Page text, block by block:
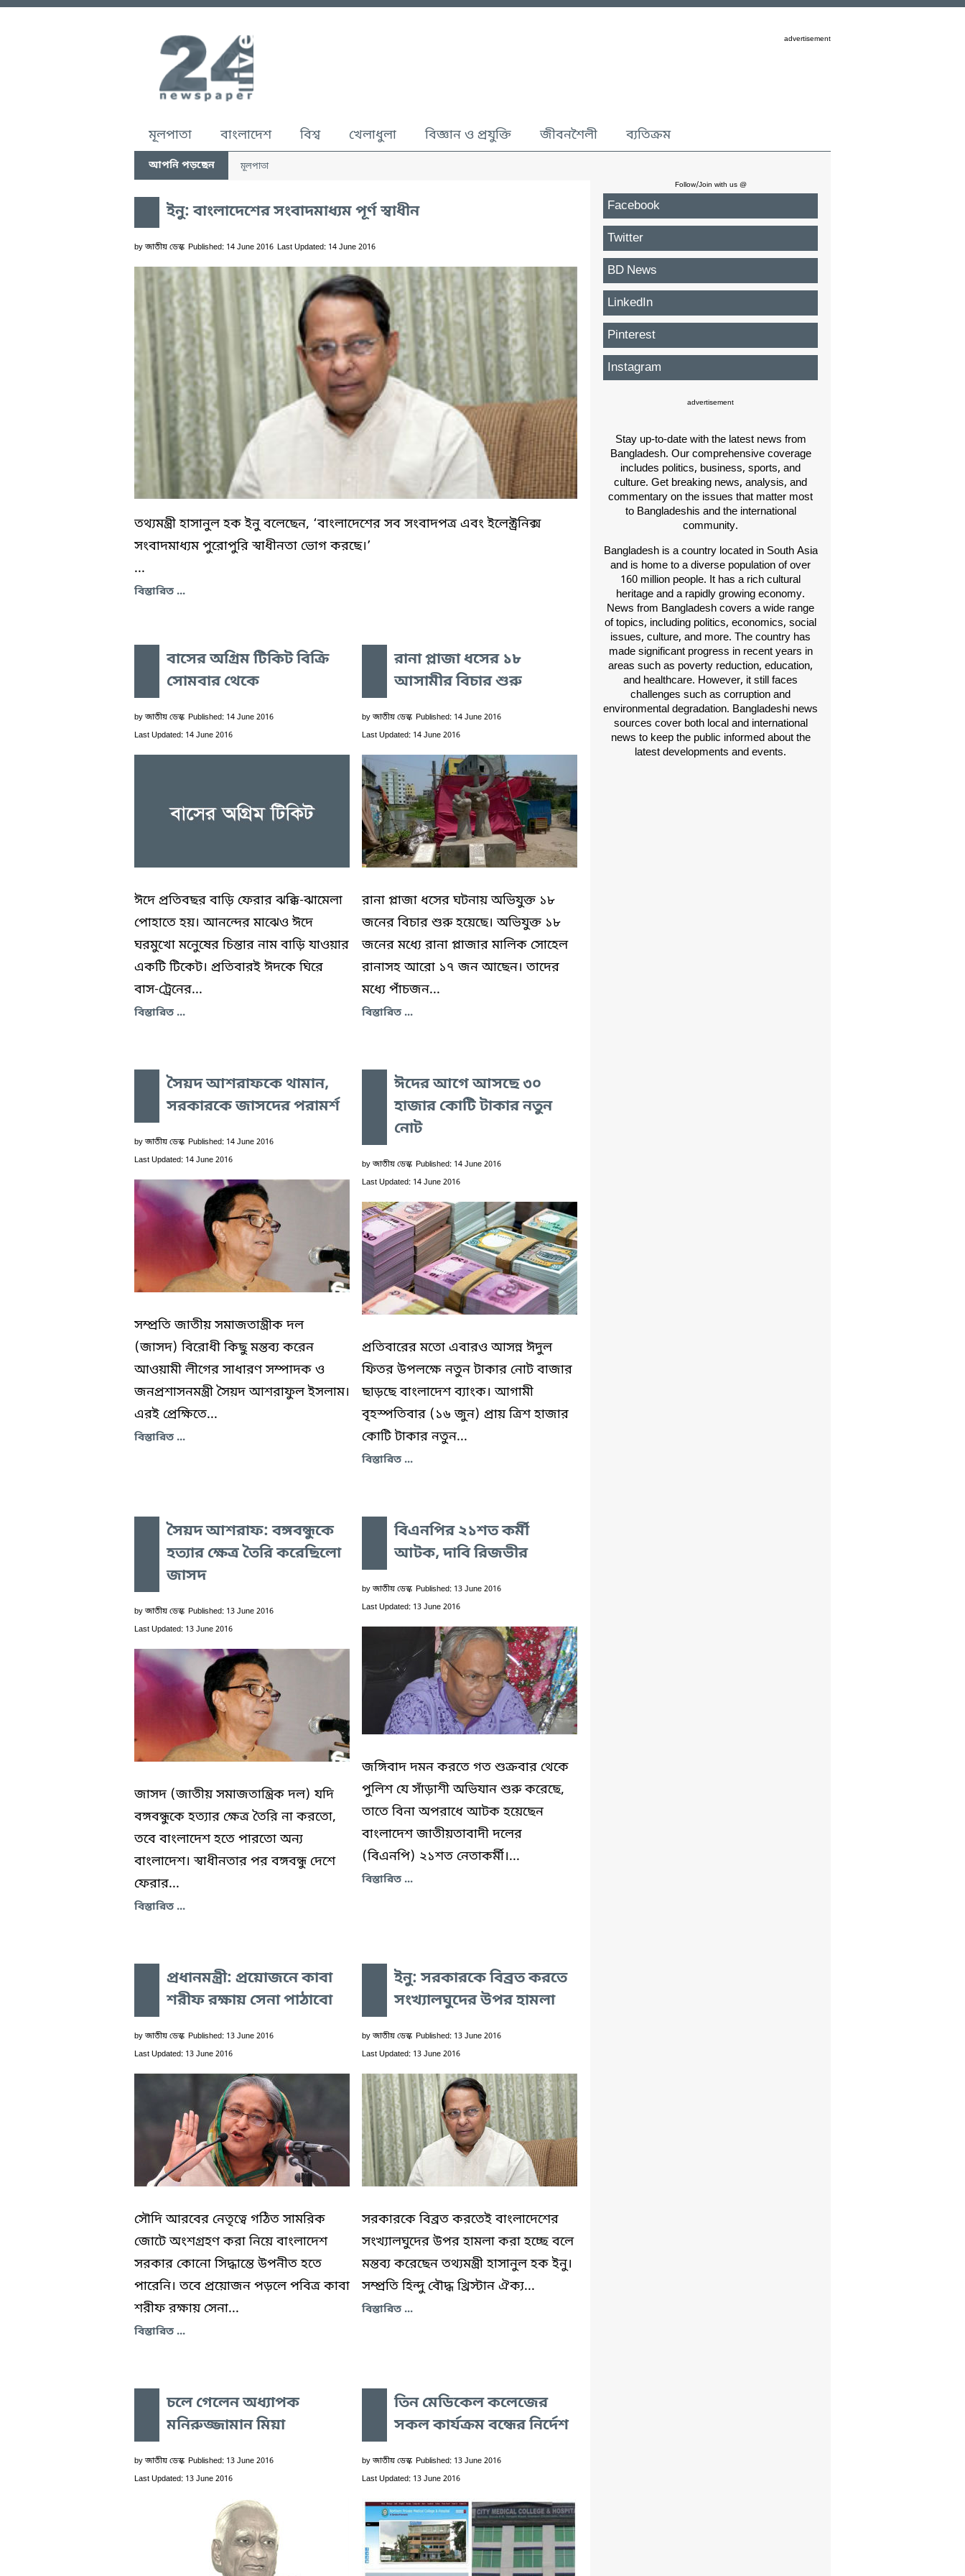
advertisement
মূলপাতা বাংলাদেশ বিশ্ব খেলাধুলা বিজ্ঞান ও প্রযুক্তি জীবনশৈলী ব্যতিক্রম
আপনি পড়ছেন মূলপাতা
ইনু: বাংলাদেশের সংবাদমাধ্যম পূর্ণ স্বাধীন
by জাতীয় ডেস্ক Published: 14 June 2016 Last Updated: 14 June 2016
তথ্যমন্ত্রী হাসানুল হক ইনু বলেছেন, ‘বাংলাদেশের সব সংবাদপত্র এবং ইলেক্ট্রনিক্স
সংবাদমাধ্যম পুরোপুরি স্বাধীনতা ভোগ করছে।’
...
বিস্তারিত ...
বাসের অগ্রিম টিকিট বিক্রি
সোমবার থেকে
by জাতীয় ডেস্ক Published: 14 June 2016
Last Updated: 14 June 2016
ঈদে প্রতিবছর বাড়ি ফেরার ঝক্কি-ঝামেলা
পোহাতে হয়। আনন্দের মাঝেও ঈদে
ঘরমুখো মনেুষের চিন্তার নাম বাড়ি যাওয়ার
একটি টিকেট। প্রতিবারই ঈদকে ঘিরে
বাস-ট্রেনের...
বিস্তারিত ...
রানা প্লাজা ধসের ১৮
আসামীর বিচার শুরু
by জাতীয় ডেস্ক Published: 14 June 2016
Last Updated: 14 June 2016
রানা প্লাজা ধসের ঘটনায় অভিযুক্ত ১৮
জনের বিচার শুরু হয়েছে। অভিযুক্ত ১৮
জনের মধ্যে রানা প্লাজার মালিক সোহেল
রানাসহ আরো ১৭ জন আছেন। তাদের
মধ্যে পাঁচজন...
বিস্তারিত ...
সৈয়দ আশরাফকে থামান,
সরকারকে জাসদের পরামর্শ
by জাতীয় ডেস্ক Published: 14 June 2016
Last Updated: 14 June 2016
সম্প্রতি জাতীয় সমাজতান্ত্রীক দল
(জাসদ) বিরোধী কিছু মন্তব্য করেন
আওয়ামী লীগের সাধারণ সম্পাদক ও
জনপ্রশাসনমন্ত্রী সৈয়দ আশরাফুল ইসলাম।
এরই প্রেক্ষিতে...
বিস্তারিত ...
ঈদের আগে আসছে ৩০
হাজার কোটি টাকার নতুন
নোট
by জাতীয় ডেস্ক Published: 14 June 2016
Last Updated: 14 June 2016
প্রতিবারের মতো এবারও আসন্ন ঈদুল
ফিতর উপলক্ষে নতুন টাকার নোট বাজার
ছাড়ছে বাংলাদেশ ব্যাংক। আগামী
বৃহস্পতিবার (১৬ জুন) প্রায় ত্রিশ হাজার
কোটি টাকার নতুন...
বিস্তারিত ...
সৈয়দ আশরাফ: বঙ্গবন্ধুকে
হত্যার ক্ষেত্র তৈরি করেছিলো
জাসদ
by জাতীয় ডেস্ক Published: 13 June 2016
Last Updated: 13 June 2016
জাসদ (জাতীয় সমাজতান্ত্রিক দল) যদি
বঙ্গবন্ধুকে হত্যার ক্ষেত্র তৈরি না করতো,
তবে বাংলাদেশ হতে পারতো অন্য
বাংলাদেশ। স্বাধীনতার পর বঙ্গবন্ধু দেশে
ফেরার...
বিস্তারিত ...
বিএনপির ২১শত কর্মী
আটক, দাবি রিজভীর
by জাতীয় ডেস্ক Published: 13 June 2016
Last Updated: 13 June 2016
জঙ্গিবাদ দমন করতে গত শুক্রবার থেকে
পুলিশ যে সাঁড়াশী অভিযান শুরু করেছে,
তাতে বিনা অপরাধে আটক হয়েছেন
বাংলাদেশ জাতীয়তাবাদী দলের
(বিএনপি) ২১শত নেতাকর্মী।...
বিস্তারিত ...
প্রধানমন্ত্রী: প্রয়োজনে কাবা
শরীফ রক্ষায় সেনা পাঠাবো
by জাতীয় ডেস্ক Published: 13 June 2016
Last Updated: 13 June 2016
সৌদি আরবের নেতৃত্বে গঠিত সামরিক
জোটে অংশগ্রহণ করা নিয়ে বাংলাদেশ
সরকার কোনো সিদ্ধান্তে উপনীত হতে
পারেনি। তবে প্রয়োজন পড়লে পবিত্র কাবা
শরীফ রক্ষায় সেনা...
বিস্তারিত ...
ইনু: সরকারকে বিব্রত করতে
সংখ্যালঘুদের উপর হামলা
by জাতীয় ডেস্ক Published: 13 June 2016
Last Updated: 13 June 2016
সরকারকে বিব্রত করতেই বাংলাদেশের
সংখ্যালঘুদের উপর হামলা করা হচ্ছে বলে
মন্তব্য করেছেন তথ্যমন্ত্রী হাসানুল হক ইনু।
সম্প্রতি হিন্দু বৌদ্ধ খ্রিস্টান ঐক্য...
বিস্তারিত ...
চলে গেলেন অধ্যাপক
মনিরুজ্জামান মিয়া
by জাতীয় ডেস্ক Published: 13 June 2016
Last Updated: 13 June 2016
তিন মেডিকেল কলেজের
সকল কার্যক্রম বন্ধের নির্দেশ
by জাতীয় ডেস্ক Published: 13 June 2016
Last Updated: 13 June 2016
Follow/Join with us @
Facebook
Twitter
BD News
LinkedIn
Pinterest
Instagram
advertisement
Stay up-to-date with the latest news from
Bangladesh. Our comprehensive coverage
includes politics, business, sports, and
culture. Get breaking news, analysis, and
commentary on the issues that matter most
to Bangladeshis and the international
community.
Bangladesh is a country located in South Asia
and is home to a diverse population of over
160 million people. It has a rich cultural
heritage and a rapidly growing economy.
News from Bangladesh covers a wide range
of topics, including politics, economics, social
issues, culture, and more. The country has
made significant progress in recent years in
areas such as poverty reduction, education,
and healthcare. However, it still faces
challenges such as corruption and
environmental degradation. Bangladeshi news
sources cover both local and international
news to keep the public informed about the
latest developments and events.